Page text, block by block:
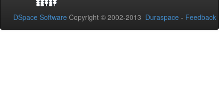
DSpace Software Copyright © 2002-2013 Duraspace - Feedback